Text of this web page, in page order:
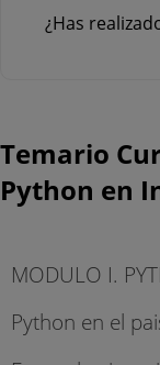
¿Has
Temario
Python en
MODULO I.
Python en el